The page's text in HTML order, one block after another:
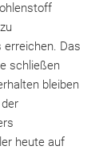
erreichen. Das
schließen
bleiben
heute auf